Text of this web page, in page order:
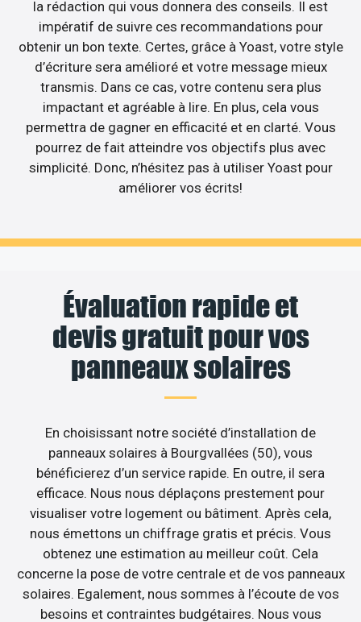
la rédaction qui vous donnera des conseils. Il est
impératif de suivre ces recommandations pour
obtenir un bon texte. Certes, grâce à Yoast, votre style
d’écriture sera amélioré et votre message mieux
transmis. Dans ce cas, votre contenu sera plus
impactant et agréable à lire. En plus, cela vous
permettra de gagner en efficacité et en clarté. Vous
pourrez de fait atteindre vos objectifs plus avec
simplicité. Donc, n’hésitez pas à utiliser Yoast pour
améliorer vos écrits!
Évaluation rapide et
devis gratuit pour vos
panneaux solaires
En choisissant notre société d’installation de
panneaux solaires à Bourgvallées (50), vous
bénéficierez d’un service rapide. En outre, il sera
efficace. Nous nous déplaçons prestement pour
visualiser votre logement ou bâtiment. Après cela,
nous émettons un chiffrage gratis et précis. Vous
obtenez une estimation au meilleur coût. Cela
concerne la pose de votre centrale et de vos panneaux
solaires. Egalement, nous sommes à l’écoute de vos
besoins et contraintes budgétaires. Nous vous